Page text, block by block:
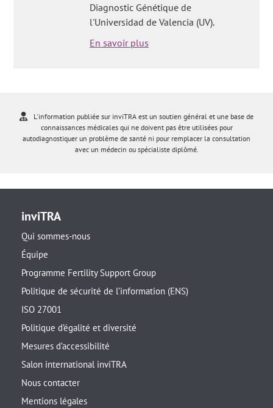
Diagnostic Génétique de
l'Universidad de Valencia (UV).
En savoir plus
L'information publiée sur inviTRA est un soutien général et une base de
connaissances médicales qui ne doivent pas être utilisées pour
autodiagnostiquer un problème de santé ni pour remplacer la consultation
avec un médecin ou spécialiste diplômé.
inviTRA
Qui sommes-nous
Équipe
Programme Fertility Support Group
Politique de sécurité de l’information (ENS)
ISO 27001
Politique d’égalité et diversité
Mesures d’accessibilité
Salon international inviTRA
Nous contacter
Mentions légales